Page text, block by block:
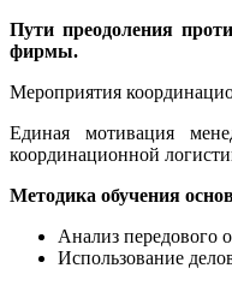
Пути преодоления
фирмы.
Мероприятия
Единая мотивация
координационной
Методика обучения
Анализ передового
Использование